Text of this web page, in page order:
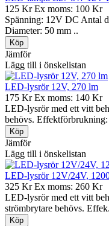
125 KrEx moms: 100 Kr
Spänning: 12V DC Antal
Diameter: 50 mm ..
Jämför
Lägg till i önskelistan
LED-lysrör 12V, 270 lm
175 KrEx moms: 140 Kr
LED-lysrör med ett vitt
behövs.
Jämför
Lägg till i önskelistan
LED-lysrör 12V/24V,
325 KrEx moms: 260 Kr
LED-lysrör med ett vitt
strömbrytare behövs.